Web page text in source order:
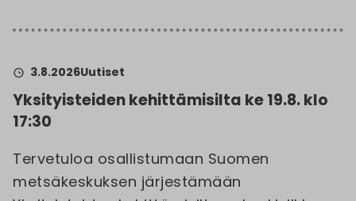
3.8.2026Uutiset
Yksityisteiden kehittämisilta ke 19.8. klo
17:30
Tervetuloa osallistumaan Suomen
metsäkeskuksen järjestämään